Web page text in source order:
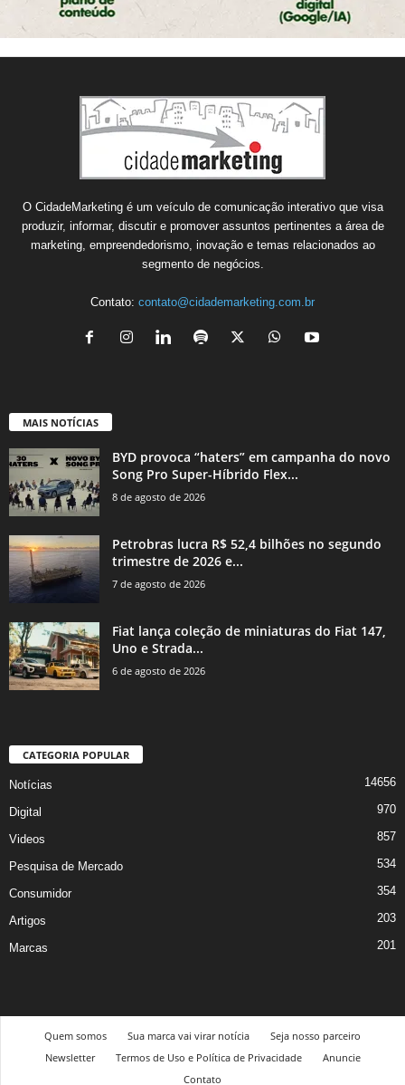
O CidadeMarketing é um veículo de comunicação interativo que visa
produzir, informar, discutir e promover assuntos pertinentes a área de
marketing, empreendedorismo, inovação e temas relacionados ao
segmento de negócios.
Contato: contato@cidademarketing.com.br
MAIS NOTÍCIAS
BYD provoca “haters” em campanha do novo
Song Pro Super-Híbrido Flex...
8 de agosto de 2026
Petrobras lucra R$ 52,4 bilhões no segundo
trimestre de 2026 e...
7 de agosto de 2026
Fiat lança coleção de miniaturas do Fiat 147,
Uno e Strada...
6 de agosto de 2026
CATEGORIA POPULAR
Notícias 14656
Digital 970
Videos 857
Pesquisa de Mercado 534
Consumidor 354
Artigos 203
Marcas 201
Quem somos Sua marca vai virar notícia
Seja nosso parceiro
Newsletter
Termos de Uso e Política de Privacidade
Anuncie
Contato